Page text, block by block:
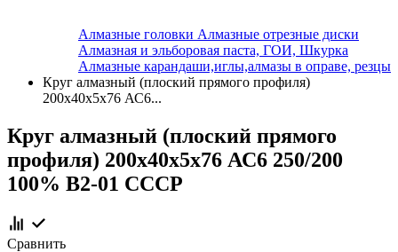
Алмазные головки Алмазные отрезные диски
Алмазная и эльборовая паста, ГОИ, Шкурка
Алмазные карандаши,иглы,алмазы в оправе, резцы
Круг алмазный (плоский прямого профиля)
200х40х5х76 АС6...
Круг алмазный (плоский прямого
профиля) 200х40х5х76 АС6 250/200
100% В2-01 СССР
Сравнить